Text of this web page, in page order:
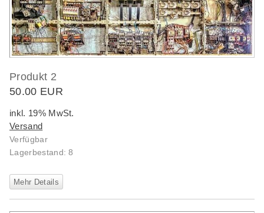
Produkt 2
50.00 EUR
inkl. 19% MwSt.
Versand
Verfügbar
Lagerbestand: 8
Mehr Details